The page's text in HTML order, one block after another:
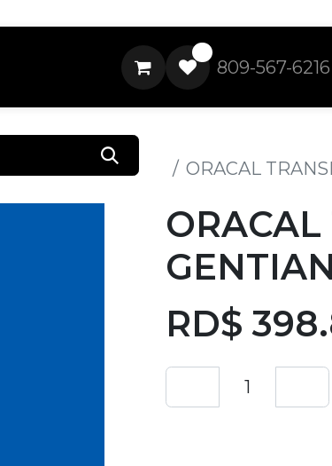
809-567-6216
ORACAL
RD$